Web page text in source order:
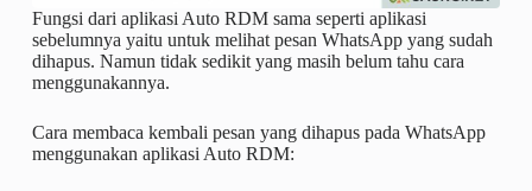
Fungsi dari aplikasi Auto RDM sama seperti aplikasi
sebelumnya yaitu untuk melihat pesan WhatsApp yang sudah
dihapus. Namun tidak sedikit yang masih belum tahu cara
menggunakannya.
Cara membaca kembali pesan yang dihapus pada WhatsApp
menggunakan aplikasi Auto RDM: